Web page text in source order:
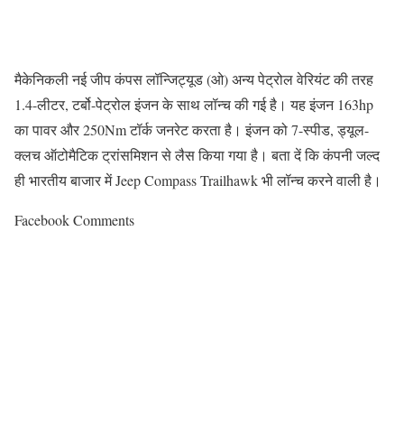
मैकेनिकली नई जीप कंपस लॉन्जिट्यूड (ओ) अन्य पेट्रोल वेरियंट की तरह
1.4-लीटर, टर्बो-पेट्रोल इंजन के साथ लॉन्च की गई है। यह इंजन 163hp
का पावर और 250Nm टॉर्क जनरेट करता है। इंजन को 7-स्पीड, ड्यूल-
क्लच ऑटोमैटिक ट्रांसमिशन से लैस किया गया है। बता दें कि कंपनी जल्द
ही भारतीय बाजार में Jeep Compass Trailhawk भी लॉन्च करने वाली है।
Facebook Comments